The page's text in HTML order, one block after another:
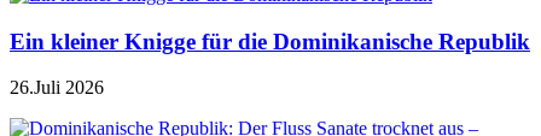
Ein kleiner Knigge für die Dominikanische Republik
26.Juli 2026